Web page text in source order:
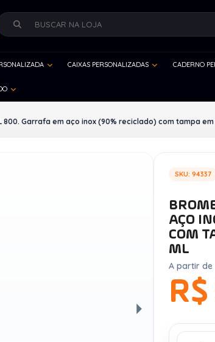
CAIXAS PERSONALIZADAS CADERNO
800. Garrafa em aço inox (90% reciclado) com tampa
Próxima
SKU: 94337
AÇO
COM
ML
A partir de